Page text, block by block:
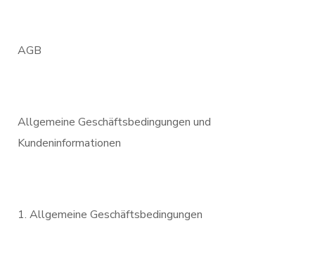
AGB
Allgemeine Geschäftsbedingungen und
Kundeninformationen
Allgemeine Geschäftsbedingungen